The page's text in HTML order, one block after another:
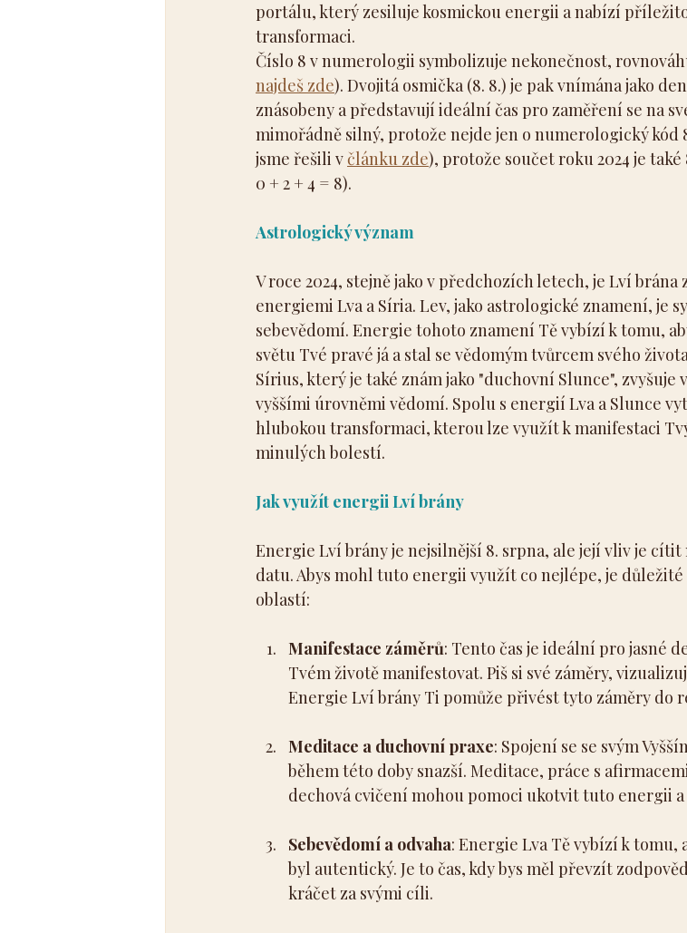
portálu, který zesiluje kosmickou energii a nabízí
transformaci.
Číslo 8 v numerologii symbolizuje nekonečnost,
najdeš zde). Dvojitá osmička (8. 8.) je pak vnímána jako
znásobeny a představují ideální čas pro zaměření se na
mimořádně silný, protože nejde jen o numerologický kód
jsme řešili v článku zde), protože součet roku 2024 je
0 + 2 + 4 = 8).
Astrologický význam
V roce 2024, stejně jako v předchozích letech, je Lví
energiemi Lva a Síria. Lev, jako astrologické znamení, je
sebevědomí. Energie tohoto znamení Tě vybízí k tomu,
světu Tvé pravé já a stal se vědomým tvůrcem svého
Sírius, který je také znám jako "duchovní Slunce", zvyšuje
vyššími úrovněmi vědomí. Spolu s energií Lva a Slunce
hlubokou transformaci, kterou lze využít k manifestaci
minulých bolestí.
Jak využít energii Lví brány
Energie Lví brány je nejsilnější 8. srpna, ale její vliv je
datu. Abys mohl tuto energii využít co nejlépe, je
oblastí:
Manifestace záměrů: Tento čas je ideální pro jasné
Tvém životě manifestovat. Piš si své záměry,
Energie Lví brány Ti pomůže přivést tyto záměry do
Meditace a duchovní praxe: Spojení se se svým
během této doby snazší. Meditace, práce s
dechová cvičení mohou pomoci ukotvit tuto energii
Sebevědomí a odvaha: Energie Lva Tě vybízí k tomu,
byl autentický. Je to čas, kdy bys měl převzít
kráčet za svými cíli.